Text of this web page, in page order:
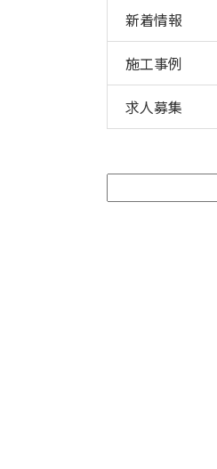
新着情報
施工事例
求人募集